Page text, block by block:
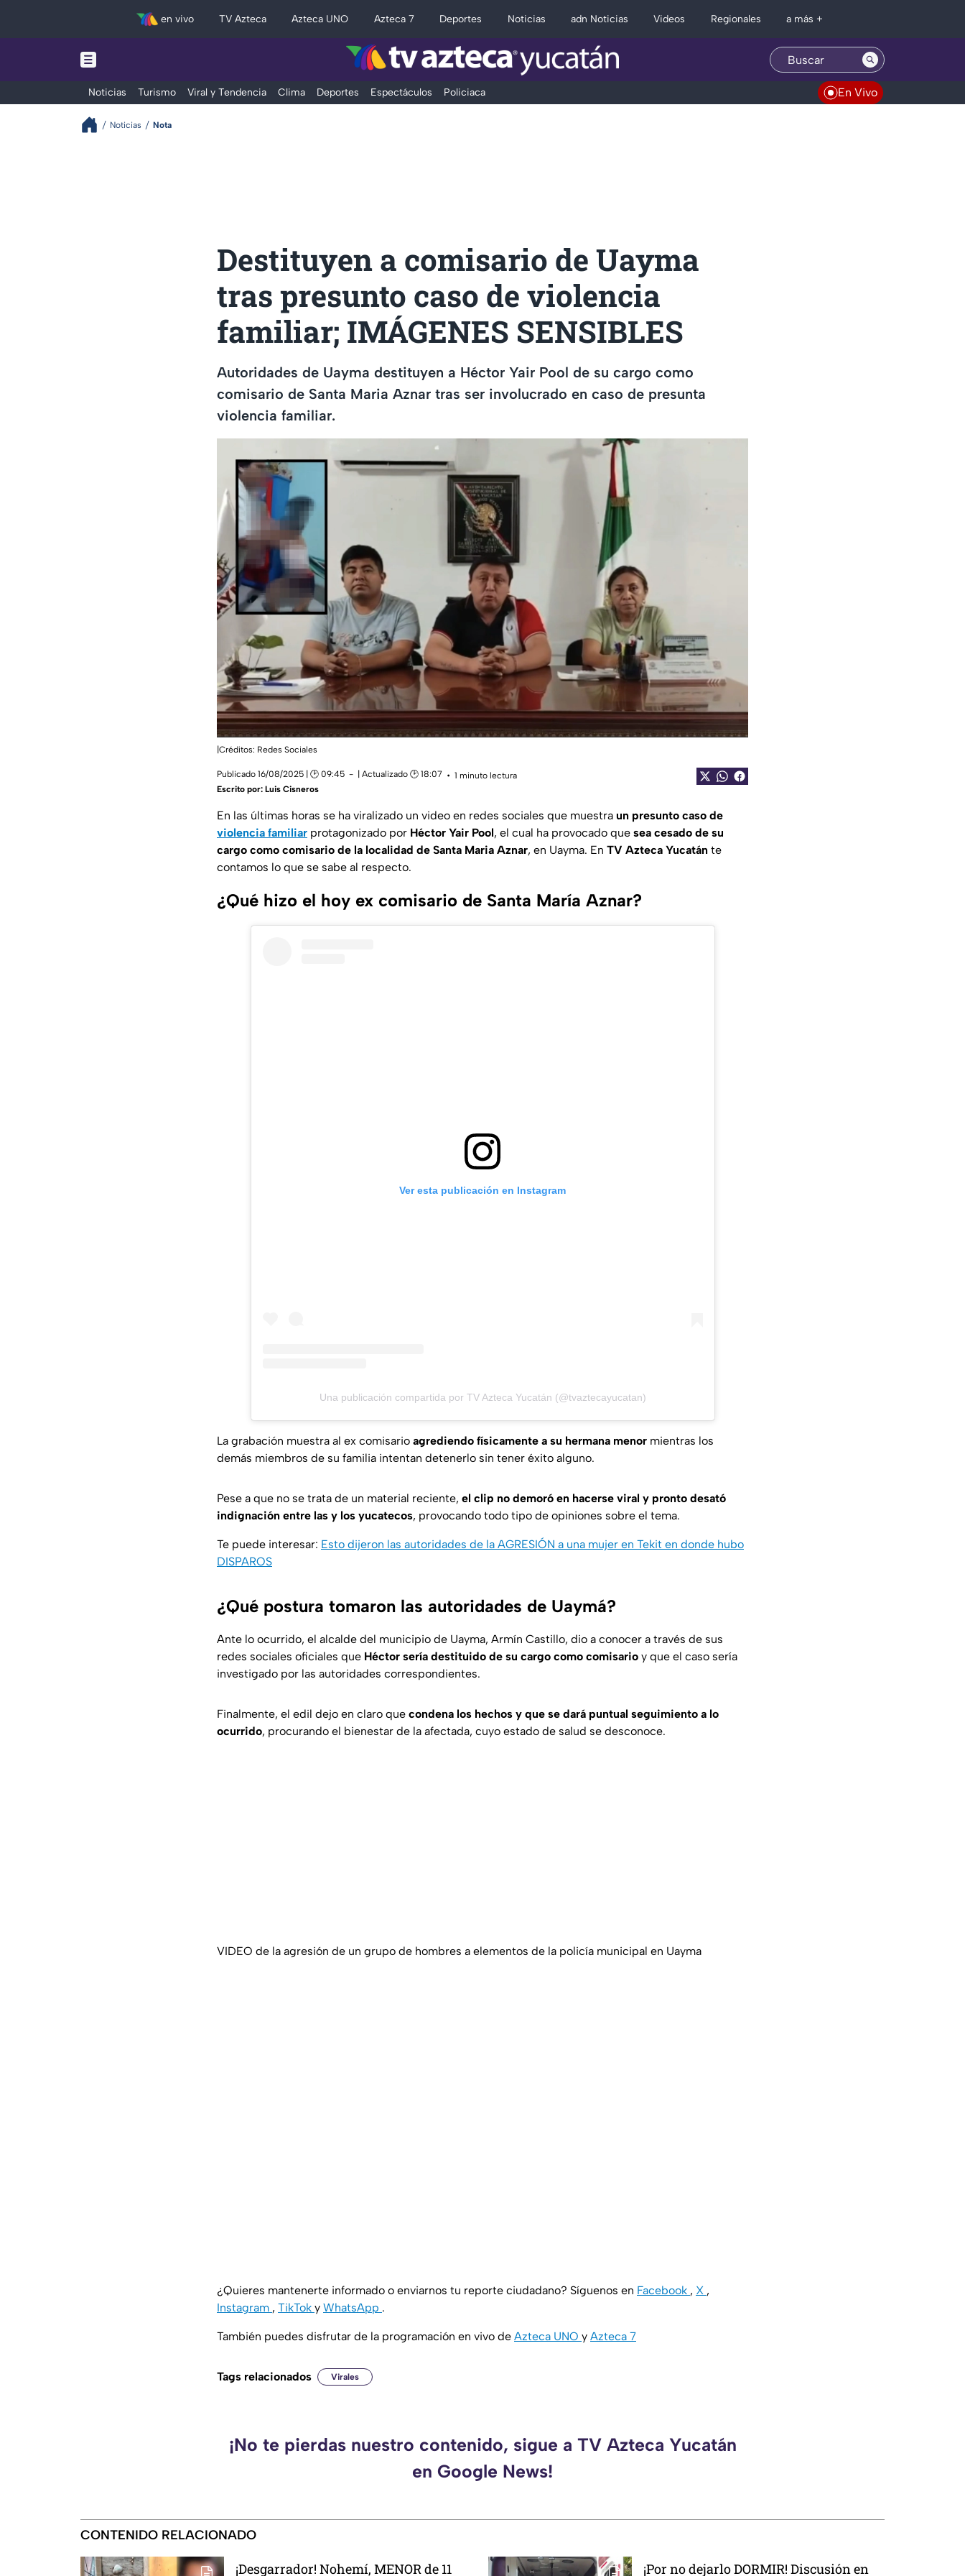
en vivo TV Azteca Azteca UNO Azteca 7 Deportes Noticias adn Noticias Videos Regionales a más +
Noticias Turismo Viral y Tendencia Clima Deportes Espectáculos Policiaca En Vivo
Noticias Nota
Destituyen a comisario de Uayma
tras presunto caso de violencia
familiar; IMÁGENES SENSIBLES
Autoridades de Uayma destituyen a Héctor Yair Pool de su cargo como
comisario de Santa Maria Aznar tras ser involucrado en caso de presunta
violencia familiar.
|Créditos: Redes Sociales
Publicado 16/08/2025 | 🕑 09:45 | Actualizado 🕑 18:07
1 minuto lectura
Escrito por: Luis Cisneros
En las últimas horas se ha viralizado un video en redes sociales que muestra un presunto caso de
violencia familiar protagonizado por Héctor Yair Pool, el cual ha provocado que sea cesado de su
cargo como comisario de la localidad de Santa Maria Aznar, en Uayma. En TV Azteca Yucatán te
contamos lo que se sabe al respecto.
¿Qué hizo el hoy ex comisario de Santa María Aznar?
Ver esta publicación en Instagram
Una publicación compartida por TV Azteca Yucatán (@tvaztecayucatan)
La grabación muestra al ex comisario agrediendo físicamente a su hermana menor mientras los
demás miembros de su familia intentan detenerlo sin tener éxito alguno.
Pese a que no se trata de un material reciente, el clip no demoró en hacerse viral y pronto desató
indignación entre las y los yucatecos, provocando todo tipo de opiniones sobre el tema.
Te puede interesar: Esto dijeron las autoridades de la AGRESIÓN a una mujer en Tekit en donde hubo
DISPAROS
¿Qué postura tomaron las autoridades de Uaymá?
Ante lo ocurrido, el alcalde del municipio de Uayma, Armín Castillo, dio a conocer a través de sus
redes sociales oficiales que Héctor sería destituido de su cargo como comisario y que el caso sería
investigado por las autoridades correspondientes.
Finalmente, el edil dejo en claro que condena los hechos y que se dará puntual seguimiento a lo
ocurrido, procurando el bienestar de la afectada, cuyo estado de salud se desconoce.
VIDEO de la agresión de un grupo de hombres a elementos de la policía municipal en Uayma
¿Quieres mantenerte informado o enviarnos tu reporte ciudadano? Síguenos en Facebook , X ,
Instagram , TikTok y WhatsApp .
También puedes disfrutar de la programación en vivo de Azteca UNO y Azteca 7
Tags relacionados Virales
¡No te pierdas nuestro contenido, sigue a TV Azteca Yucatán
en Google News!
CONTENIDO RELACIONADO
¡Desgarrador! Nohemí, MENOR de 11 ¡Por no dejarlo DORMIR! Discusión en